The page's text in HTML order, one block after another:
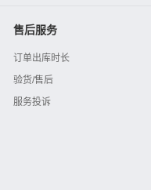
售后服务
订单出库时长
验货/售后
服务投诉